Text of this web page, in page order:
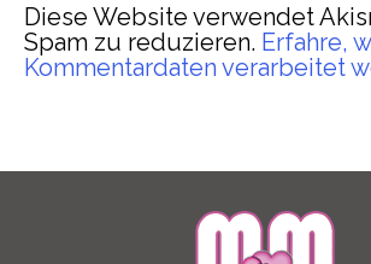
Diese Website verwendet
Spam zu reduzieren. Erfahre,
Kommentardaten verarbeitet